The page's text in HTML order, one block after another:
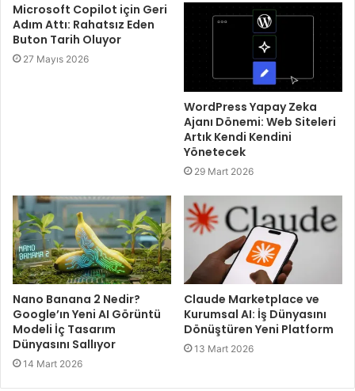
Microsoft Copilot için Geri
Adım Attı: Rahatsız Eden
Buton Tarih Oluyor
27 Mayıs 2026
WordPress Yapay Zeka
Ajanı Dönemi: Web Siteleri
Artık Kendi Kendini
Yönetecek
29 Mart 2026
Nano Banana 2 Nedir?
Google’ın Yeni AI Görüntü
Modeli İç Tasarım
Dünyasını Sallıyor
14 Mart 2026
Claude Marketplace ve
Kurumsal AI: İş Dünyasını
Dönüştüren Yeni Platform
13 Mart 2026